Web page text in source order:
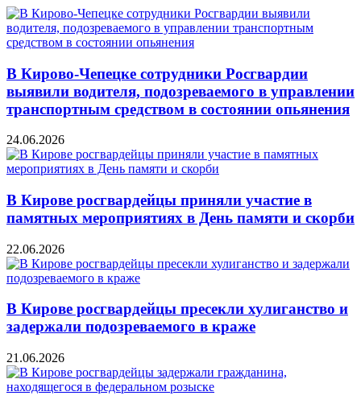
В Кирово-Чепецке сотрудники Росгвардии
выявили водителя, подозреваемого в управлении
транспортным средством в состоянии опьянения
24.06.2026
В Кирове росгвардейцы приняли участие в
памятных мероприятиях в День памяти и скорби
22.06.2026
В Кирове росгвардейцы пресекли хулиганство и
задержали подозреваемого в краже
21.06.2026